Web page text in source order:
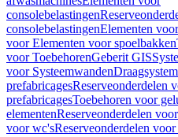
consolebelastingen
consolebelastingenElementen
voor Elementen voor spoelbakken
voor ToebehorenGeberit GIS
voor Systeemwanden
prefabricagesReserveonderdelen
prefabricagesToebehoren voor
elementenReserveonderdelen
voor wc'sReserveonderdelen